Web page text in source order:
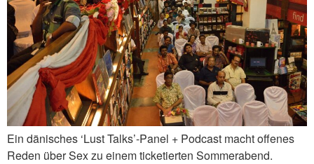
Ein dänisches ‘Lust Talks’-Panel + Podcast macht offenes
Reden über Sex zu einem ticketierten Sommerabend.